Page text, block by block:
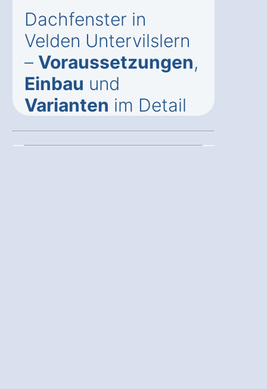
Dachfenster in
Velden Untervilslern
– Voraussetzungen,
Einbau und
Varianten im Detail